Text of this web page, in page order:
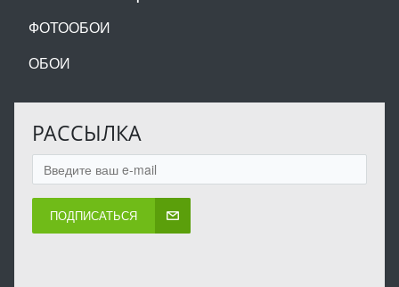
ФОТООБОИ
ОБОИ
РАССЫЛКА
ПОДПИСАТЬСЯ